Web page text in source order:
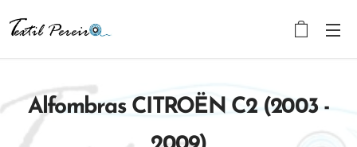
Alfombras CITROËN C2 (2003 -